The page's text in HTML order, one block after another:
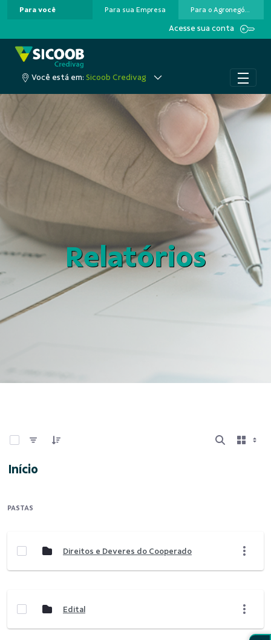
Pular para o Conteúdo principal
Para você Para sua Empresa Para o Agronegócio
Acesse sua conta
Você está em: Sicoob Credivag
Relatórios
Início
PASTAS
Direitos e Deveres do Cooperado
Edital